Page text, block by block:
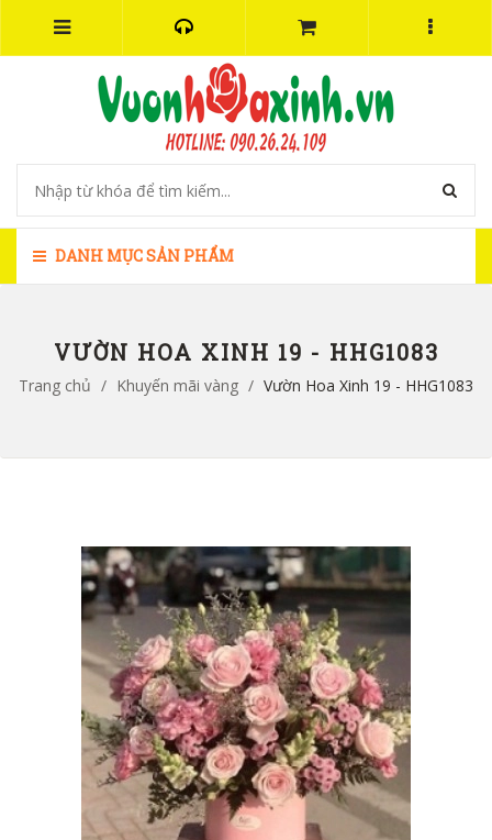
DANH MỤC SẢN PHẨM
VƯỜN HOA XINH 19 - HHG1083
Trang chủ / Khuyến mãi vàng / Vườn Hoa Xinh 19 - HHG1083